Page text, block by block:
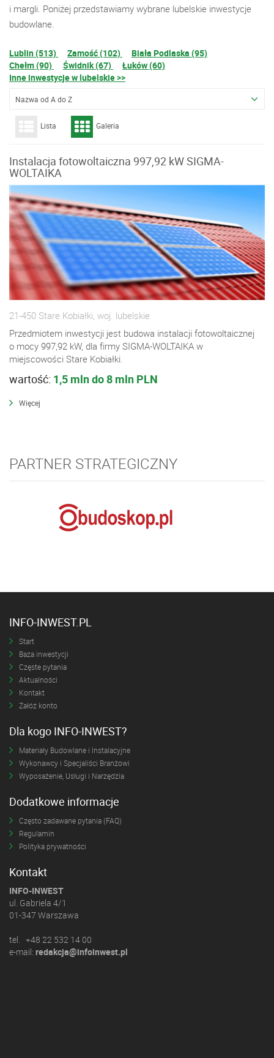
i margli. Poniżej przedstawiamy wybrane lubelskie inwestycje
budowlane.
Lublin (513) Zamość (102)
Biała Podlaska (95)
Chełm (90)
Świdnik (67)
Łuków (60)
Inne inwestycje w lubelskie >>
Nazwa od A do Z
Lista Galeria
Instalacja fotowoltaiczna 997,92 kW SIGMA-
WOLTAIKA
21-450 Stare Kobiałki, woj. lubelskie
Przedmiotem inwestycji jest budowa instalacji fotowoltaicznej
o mocy 997,92 kW, dla firmy SIGMA-WOLTAIKA w
miejscowości Stare Kobiałki.
wartość: 1,5 mln do 8 mln PLN
Więcej
PARTNER STRATEGICZNY
INFO-INWEST.PL
Start
Baza inwestycji
Częste pytania
Aktualności
Kontakt
Załóż konto
Dla kogo INFO-INWEST?
Materiały Budowlane i Instalacyjne
Wykonawcy i Specjaliści Branżowi
Wyposażenie, Usługi i Narzędzia
Dodatkowe informacje
Często zadawane pytania (FAQ)
Regulamin
Polityka prywatności
Kontakt
INFO-INWEST
ul. Gabriela 4/1
01-347 Warszawa
tel. +48 22 532 14 00
e-mail: redakcja@infoinwest.pl